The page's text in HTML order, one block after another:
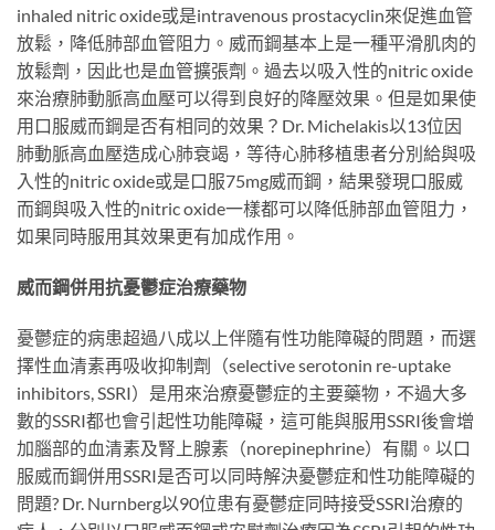
inhaled nitric oxide或是intravenous prostacyclin來促進血管
放鬆，降低肺部血管阻力。威而鋼基本上是一種平滑肌肉的
放鬆劑，因此也是血管擴張劑。過去以吸入性的nitric oxide
來治療肺動脈高血壓可以得到良好的降壓效果。但是如果使
用口服威而鋼是否有相同的效果？Dr. Michelakis以13位因
肺動脈高血壓造成心肺衰竭，等待心肺移植患者分別給與吸
入性的nitric oxide或是口服75mg威而鋼，結果發現口服威
而鋼與吸入性的nitric oxide一樣都可以降低肺部血管阻力，
如果同時服用其效果更有加成作用。
威而鋼併用抗憂鬱症治療藥物
憂鬱症的病患超過八成以上伴隨有性功能障礙的問題，而選
擇性血清素再吸收抑制劑（selective serotonin re-uptake
inhibitors, SSRI）是用來治療憂鬱症的主要藥物，不過大多
數的SSRI都也會引起性功能障礙，這可能與服用SSRI後會增
加腦部的血清素及腎上腺素（norepinephrine）有關。以口
服威而鋼併用SSRI是否可以同時解決憂鬱症和性功能障礙的
問題? Dr. Nurnberg以90位患有憂鬱症同時接受SSRI治療的